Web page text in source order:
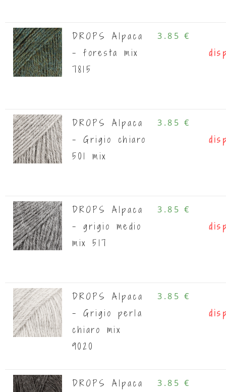
DROPS Alpaca
- foresta mix
7815
3.85 €
DROPS Alpaca
- Grigio chiaro
501 mix
3.85 €
DROPS Alpaca
- grigio medio
mix 517
3.85 €
DROPS Alpaca
- Grigio perla
chiaro mix
9020
3.85 €
DROPS Alpaca
3.85 €